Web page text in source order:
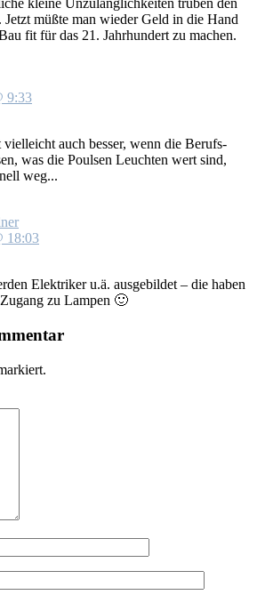
klei­ne Un­zu­läng­lich­kei­ten trü­ben den
Jetzt müß­te man wie­der Geld in die Hand
fit für das 21. Jahr­hun­dert zu ma­chen.
9:33
viel­leicht auch bes­ser, wenn die Be­rufs­
was die Poul­sen Leuch­ten wert sind,
weg...
18:03
Elek­tri­ker u.ä. aus­ge­bil­det – die ha­ben
zu Lam­pen 🙂